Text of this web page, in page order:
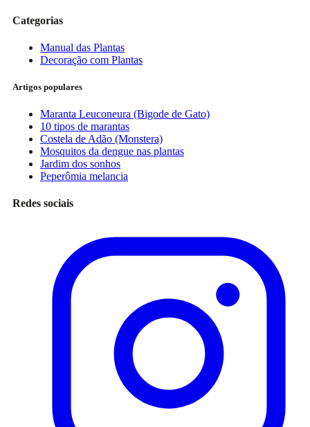
Categorias
Manual das Plantas
Decoração com Plantas
Artigos populares
Maranta Leuconeura (Bigode de Gato)
10 tipos de marantas
Costela de Adão (Monstera)
Mosquitos da dengue nas plantas
Jardim dos sonhos
Peperômia melancia
Redes sociais